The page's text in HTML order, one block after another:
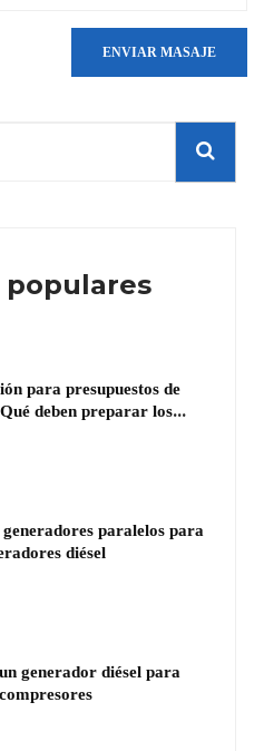
ENVIAR MASAJE
populares
para presupuestos de
deben preparar los
paralelos para
diésel
generador diésel para